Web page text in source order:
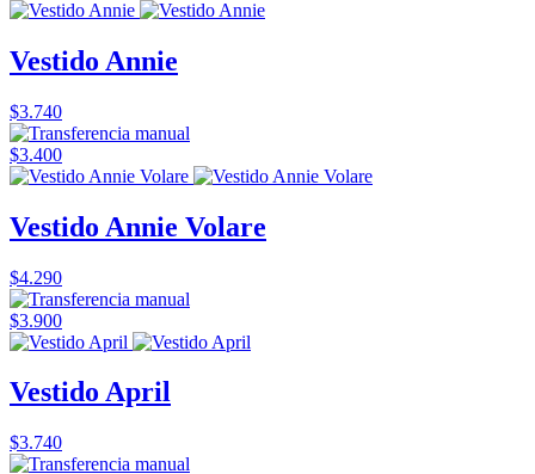
Vestido Annie
$3.740
$3.400
Vestido Annie Volare
$4.290
$3.900
Vestido April
$3.740